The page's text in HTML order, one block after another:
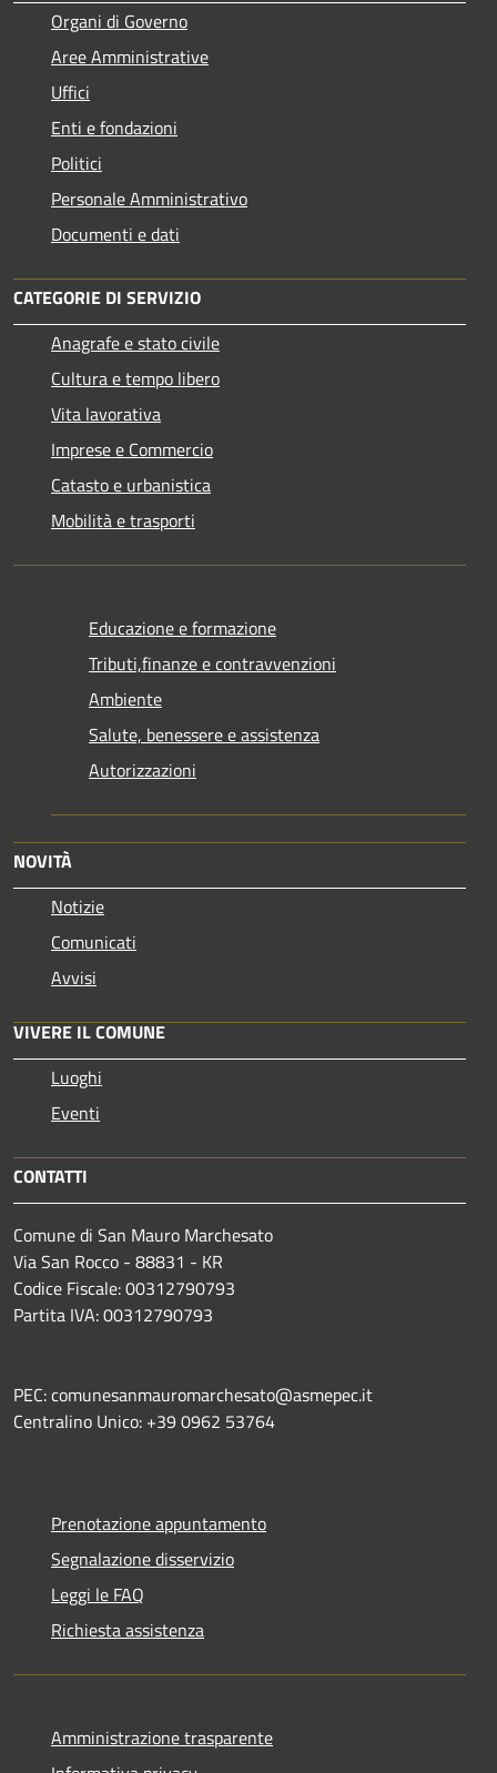
Organi di Governo
Aree Amministrative
Uffici
Enti e fondazioni
Politici
Personale Amministrativo
Documenti e dati
CATEGORIE DI SERVIZIO
Anagrafe e stato civile
Cultura e tempo libero
Vita lavorativa
Imprese e Commercio
Catasto e urbanistica
Mobilità e trasporti
Educazione e formazione
Tributi,finanze e contravvenzioni
Ambiente
Salute, benessere e assistenza
Autorizzazioni
NOVITÀ
Notizie
Comunicati
Avvisi
VIVERE IL COMUNE
Luoghi
Eventi
CONTATTI
Comune di San Mauro Marchesato
Via San Rocco - 88831 - KR
Codice Fiscale: 00312790793
Partita IVA: 00312790793
PEC: comunesanmauromarchesato@asmepec.it
Centralino Unico: +39 0962 53764
Prenotazione appuntamento
Segnalazione disservizio
Leggi le FAQ
Richiesta assistenza
Amministrazione trasparente